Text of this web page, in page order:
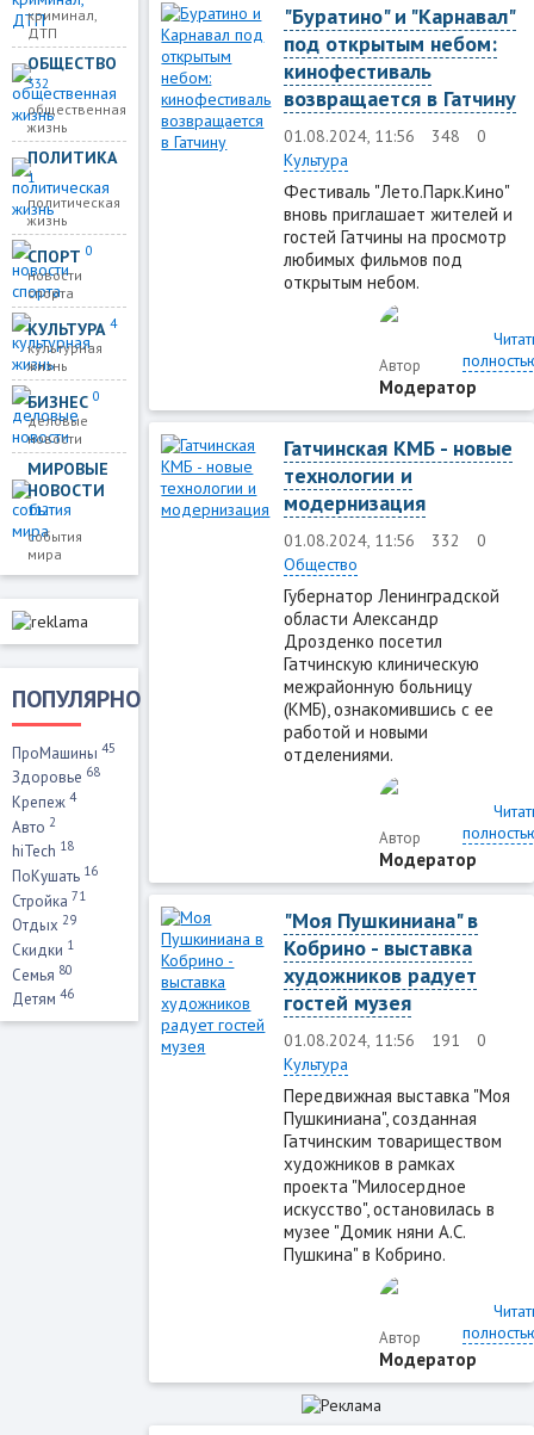
криминал,
ДТП
ОБЩЕСТВО
332
общественная
жизнь
ПОЛИТИКА
1
политическая
жизнь
СПОРТ0
новости
спорта
КУЛЬТУРА4
культурная
жизнь
БИЗНЕС0
деловые
новости
МИРОВЫЕ
НОВОСТИ
112
события
мира
ПОПУЛЯРНО
ПроМашины 45
Здоровье 68
Крепеж 4
Авто 2
hiTech 18
ПоКушать 16
Стройка 71
Отдых 29
Скидки 1
Семья 80
Детям 46
"Буратино" и "Карнавал"
под открытым небом:
кинофестиваль
возвращается в Гатчину
01.08.2024, 11:56 348
0
Культура
Фестиваль "Лето.Парк.Кино"
вновь приглашает жителей и
гостей Гатчины на просмотр
любимых фильмов под
открытым небом.
Автор
Модератор
Гатчинская КМБ - новые
технологии и
модернизация
01.08.2024, 11:56 332
0
Общество
Губернатор Ленинградской
области Александр
Дрозденко посетил
Гатчинскую клиническую
межрайонную больницу
(КМБ), ознакомившись с ее
работой и новыми
отделениями.
Автор
Модератор
"Моя Пушкиниана" в
Кобрино - выставка
художников радует
гостей музея
01.08.2024, 11:56 191
0
Культура
Передвижная выставка "Моя
Пушкиниана", созданная
Гатчинским товариществом
художников в рамках
проекта "Милосердное
искусство", остановилась в
музее "Домик няни А.С.
Пушкина" в Кобрино.
Автор
Модератор